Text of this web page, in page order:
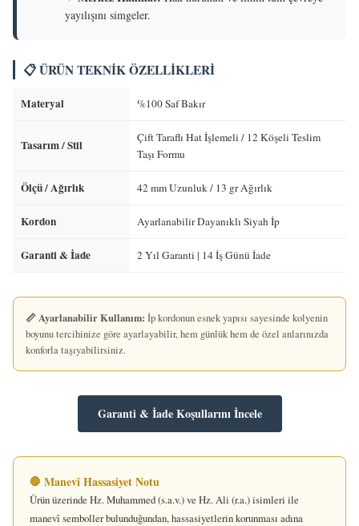
yayılışını simgeler.
📋 ÜRÜN TEKNIK ÖZELLIKLERI
Materyal %100 Saf Bakır
Tasarım / Stil
Çift Taraflı Hat İşlemeli / 12 Köşeli Teslim
Taşı Formu
Ölçü / Ağırlık 42 mm Uzunluk / 13 gr Ağırlık
Kordon Ayarlanabilir Dayanıklı Siyah İp
Garanti & İade 2 Yıl Garanti | 14 İş Günü İade
📏 Ayarlanabilir Kullanım: İp kordonun esnek yapısı sayesinde kolyenin
boyunu tercihinize göre ayarlayabilir, hem günlük hem de özel anlarınızda
konforla taşıyabilirsiniz.
Garanti & İade Koşullarını İncele
🛑 Manevî Hassasiyet Notu
Ürün üzerinde Hz. Muhammed (s.a.v.) ve Hz. Ali (r.a.) isimleri ile
manevî semboller bulunduğundan, hassasiyetlerin korunması adına